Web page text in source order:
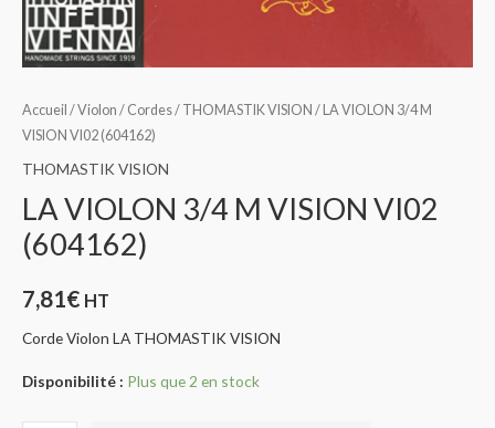
Accueil /Violon / Cordes/ THOMASTIK VISION / LA VIOLON 3/4 M
VISION VI02 (604162)
THOMASTIK VISION
LA VIOLON 3/4 M VISION VI02
(604162)
7,81€ HT
Corde Violon LA THOMASTIK VISION
Disponibilité : Plus que 2 en stock